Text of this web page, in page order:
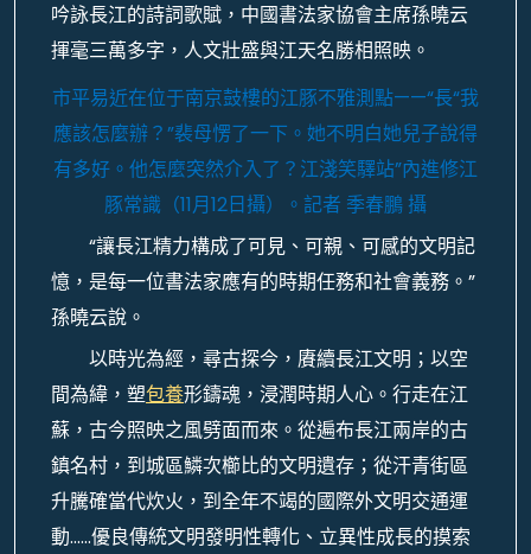
吟詠長江的詩詞歌賦，中國書法家協會主席孫曉云
揮毫三萬多字，人文壯盛與江天名勝相照映。
市平易近在位于南京鼓樓的江豚不雅測點——“長“我
應該怎麼辦？”裴母愣了一下。她不明白她兒子說得
有多好。他怎麼突然介入了？江淺笑驛站”內進修江
豚常識（11月12日攝）。 記者 季春鵬 攝
“讓長江精力構成了可見、可親、可感的文明記
憶，是每一位書法家應有的時期任務和社會義務。”
孫曉云說。
以時光為經，尋古探今，賡續長江文明；以空
間為緯，塑包養形鑄魂，浸潤時期人心。行走在江
蘇，古今照映之風劈面而來。從遍布長江兩岸的古
鎮名村，到城區鱗次櫛比的文明遺存；從汗青街區
升騰確當代炊火，到全年不竭的國際外文明交通運
動……優良傳統文明發明性轉化、立異性成長的摸索